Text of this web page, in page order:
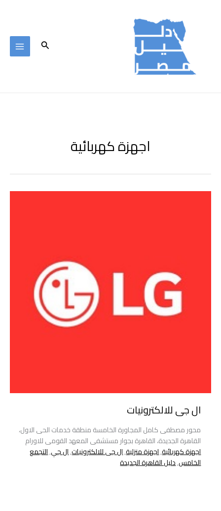
البحث
اجهزة كهربائية
ال جى للالكترونيات
محور مصطفى كامل المجاورة الخامسة منطقة خدمات الحى الاول،
القاهرة الجديدة، القاهرة بجوار مستشفى المعهد القومى للاورام
اجهزة كهربائية,اجهزة منزلية,ال جى للالكترونيات,ال جي,التجمع
الخامس,دليل القاهرة الجديدة